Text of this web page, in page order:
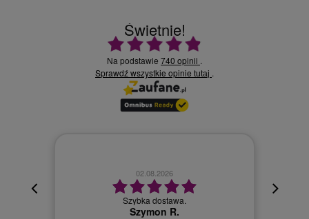
Świetnie!
Ocena średnia 4.9 na 5
Na podstawie 740 opinii .
Sprawdź wszystkie opinie tutaj .
02.08.2026
Szybka dostawa.
Szymon R.